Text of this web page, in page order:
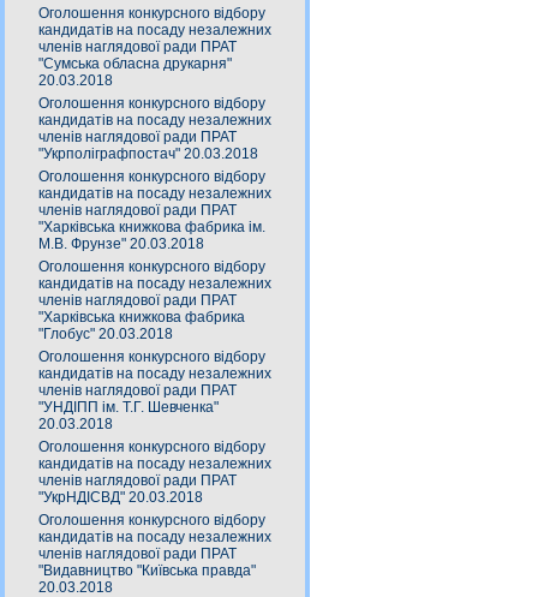
Оголошення конкурсного відбору
кандидатів на посаду незалежних
членів наглядової ради ПРАТ
"Сумська обласна друкарня"
20.03.2018
Оголошення конкурсного відбору
кандидатів на посаду незалежних
членів наглядової ради ПРАТ
"Укрполіграфпостач" 20.03.2018
Оголошення конкурсного відбору
кандидатів на посаду незалежних
членів наглядової ради ПРАТ
"Харківська книжкова фабрика ім.
М.В. Фрунзе" 20.03.2018
Оголошення конкурсного відбору
кандидатів на посаду незалежних
членів наглядової ради ПРАТ
"Харківська книжкова фабрика
"Глобус" 20.03.2018
Оголошення конкурсного відбору
кандидатів на посаду незалежних
членів наглядової ради ПРАТ
"УНДІПП ім. Т.Г. Шевченка"
20.03.2018
Оголошення конкурсного відбору
кандидатів на посаду незалежних
членів наглядової ради ПРАТ
"УкрНДІСВД" 20.03.2018
Оголошення конкурсного відбору
кандидатів на посаду незалежних
членів наглядової ради ПРАТ
"Видавництво "Київська правда"
20.03.2018